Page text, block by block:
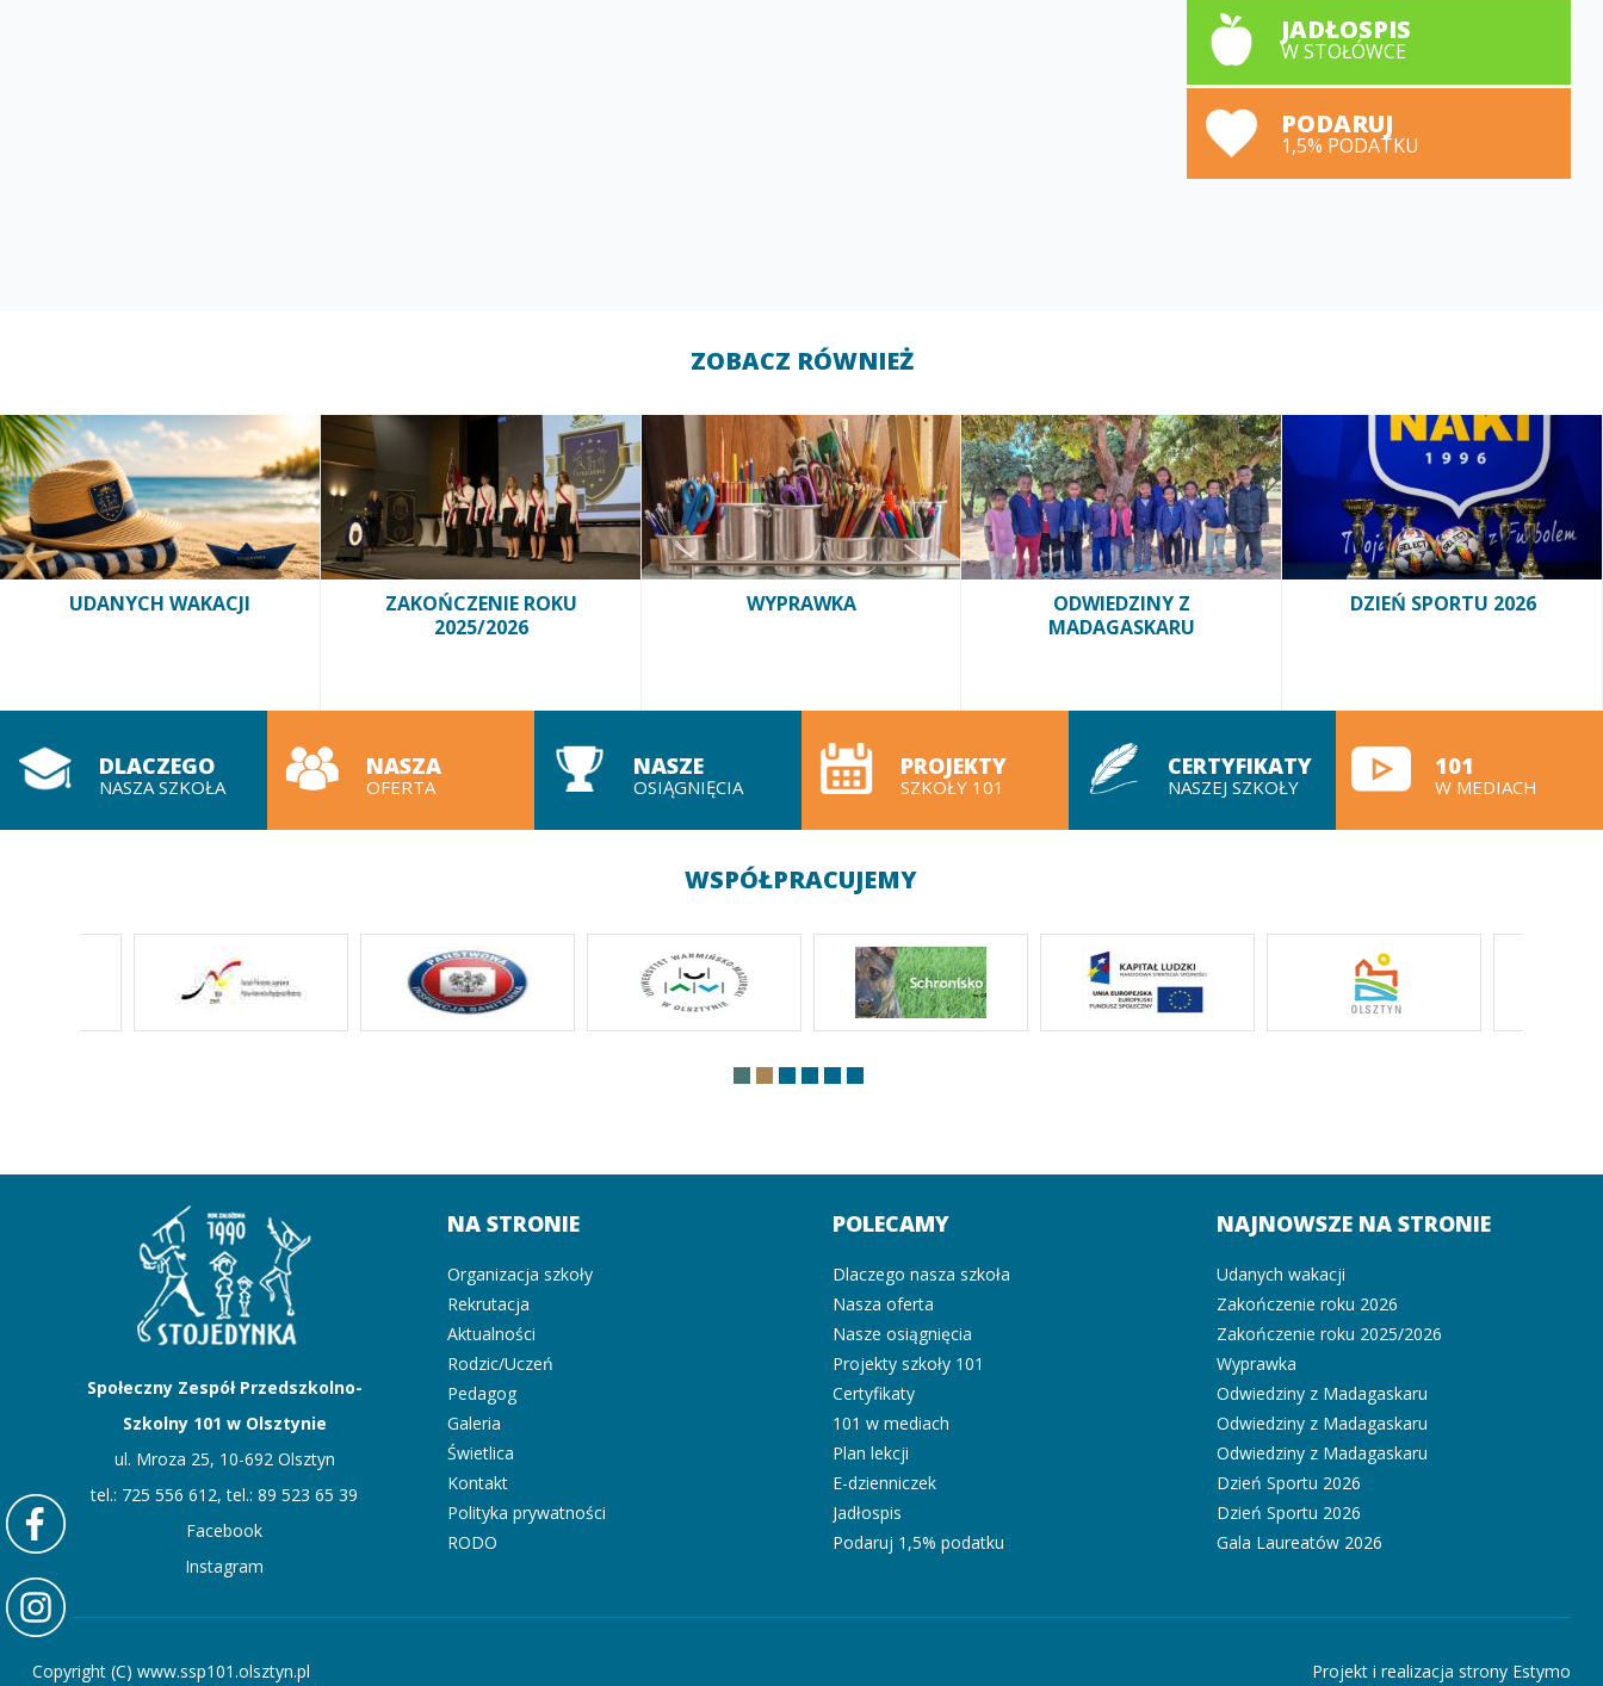
JADŁOSPIS
W STOŁÓWCE
PODARUJ
1,5% PODATKU
ZOBACZ RÓWNIEŻ
UDANYCH WAKACJI
ZAKOŃCZENIE ROKU
2025/2026
WYPRAWKA
ODWIEDZINY Z
MADAGASKARU
DZIEŃ SPORTU 2026
DLACZEGO
NASZA SZKOŁA
NASZA
OFERTA
NASZE
OSIĄGNIĘCIA
PROJEKTY
SZKOŁY 101
CERTYFIKATY
NASZEJ SZKOŁY
101
W MEDIACH
WSPÓŁPRACUJEMY
Społeczny Zespół Przedszkolno-
Szkolny 101 w Olsztynie
ul. Mroza 25, 10-692 Olsztyn
tel.: 725 556 612, tel.: 89 523 65 39
Facebook
Instagram
NA STRONIE
Organizacja szkoły
Rekrutacja
Aktualności
Rodzic/Uczeń
Pedagog
Galeria
Świetlica
Kontakt
Polityka prywatności
RODO
POLECAMY
Dlaczego nasza szkoła
Nasza oferta
Nasze osiągnięcia
Projekty szkoły 101
Certyfikaty
101 w mediach
Plan lekcji
E-dzienniczek
Jadłospis
Podaruj 1,5% podatku
NAJNOWSZE NA STRONIE
Udanych wakacji
Zakończenie roku 2026
Zakończenie roku 2025/2026
Wyprawka
Odwiedziny z Madagaskaru
Odwiedziny z Madagaskaru
Odwiedziny z Madagaskaru
Dzień Sportu 2026
Dzień Sportu 2026
Gala Laureatów 2026
Copyright (C) www.ssp101.olsztyn.pl Projekt i realizacja strony Estymo